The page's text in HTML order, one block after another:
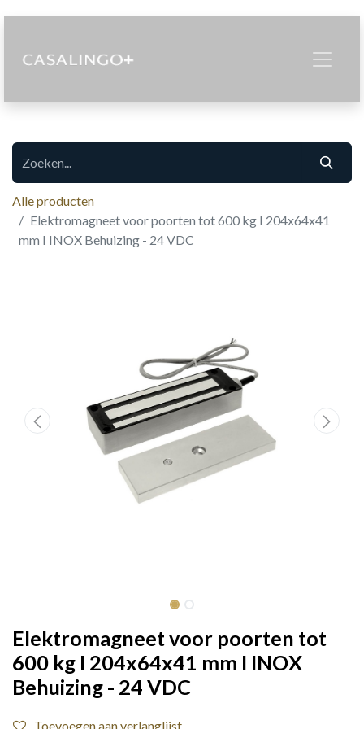
Alle producten
Elektromagneet voor poorten tot 600 kg I 204x64x41
mm I INOX Behuizing - 24 VDC
Elektromagneet voor poorten tot
600 kg I 204x64x41 mm I INOX
Behuizing - 24 VDC
Toevoegen aan verlanglijst